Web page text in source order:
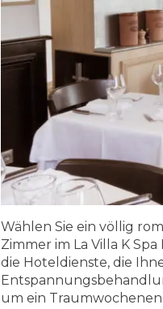
Wählen Sie ein völlig
Zimmer im La Villa K
die Hoteldienste, die
um ein